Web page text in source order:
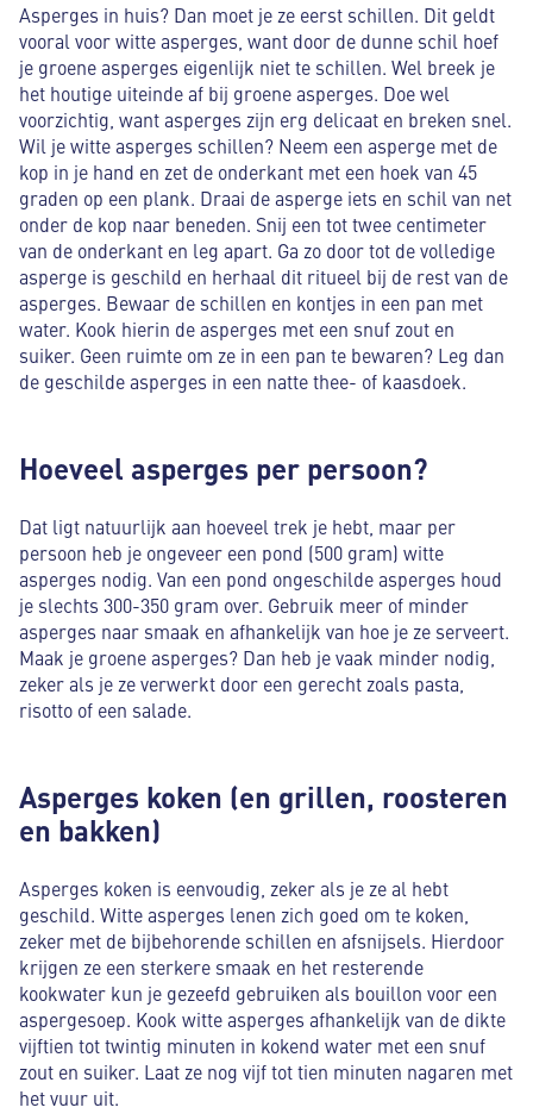
Asperges in huis? Dan moet je ze eerst schillen. Dit geldt
vooral voor witte asperges, want door de dunne schil hoef
je groene asperges eigenlijk niet te schillen. Wel breek je
het houtige uiteinde af bij groene asperges. Doe wel
voorzichtig, want asperges zijn erg delicaat en breken snel.
Wil je witte asperges schillen? Neem een asperge met de
kop in je hand en zet de onderkant met een hoek van 45
graden op een plank. Draai de asperge iets en schil van net
onder de kop naar beneden. Snij een tot twee centimeter
van de onderkant en leg apart. Ga zo door tot de volledige
asperge is geschild en herhaal dit ritueel bij de rest van de
asperges. Bewaar de schillen en kontjes in een pan met
water. Kook hierin de asperges met een snuf zout en
suiker. Geen ruimte om ze in een pan te bewaren? Leg dan
de geschilde asperges in een natte thee- of kaasdoek.
Hoeveel asperges per persoon?
Dat ligt natuurlijk aan hoeveel trek je hebt, maar per
persoon heb je ongeveer een pond (500 gram) witte
asperges nodig. Van een pond ongeschilde asperges houd
je slechts 300-350 gram over. Gebruik meer of minder
asperges naar smaak en afhankelijk van hoe je ze serveert.
Maak je groene asperges? Dan heb je vaak minder nodig,
zeker als je ze verwerkt door een gerecht zoals pasta,
risotto of een salade.
Asperges koken (en grillen, roosteren
en bakken)
Asperges koken is eenvoudig, zeker als je ze al hebt
geschild. Witte asperges lenen zich goed om te koken,
zeker met de bijbehorende schillen en afsnijsels. Hierdoor
krijgen ze een sterkere smaak en het resterende
kookwater kun je gezeefd gebruiken als bouillon voor een
aspergesoep. Kook witte asperges afhankelijk van de dikte
vijftien tot twintig minuten in kokend water met een snuf
zout en suiker. Laat ze nog vijf tot tien minuten nagaren met
het vuur uit.